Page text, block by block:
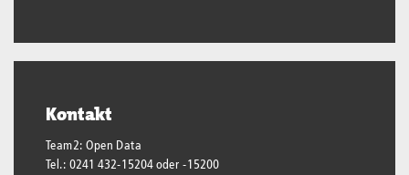
Kontakt
Team2: Open Data
Tel.: 0241 432-15204 oder -15200